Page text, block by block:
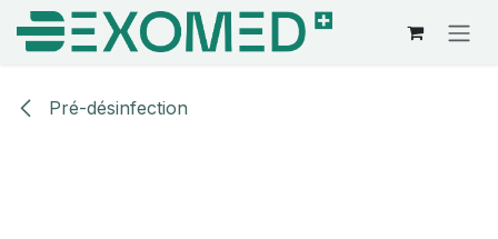
Se rendre au contenu
Pré-désinfection